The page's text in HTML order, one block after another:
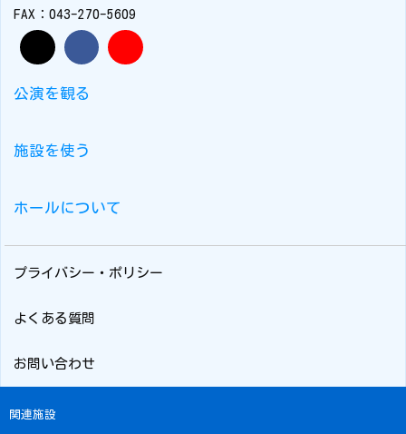
FAX：043-270-5609
公演を観る
施設を使う
ホールについて
プライバシー・ポリシー
よくある質問
お問い合わせ
関連施設